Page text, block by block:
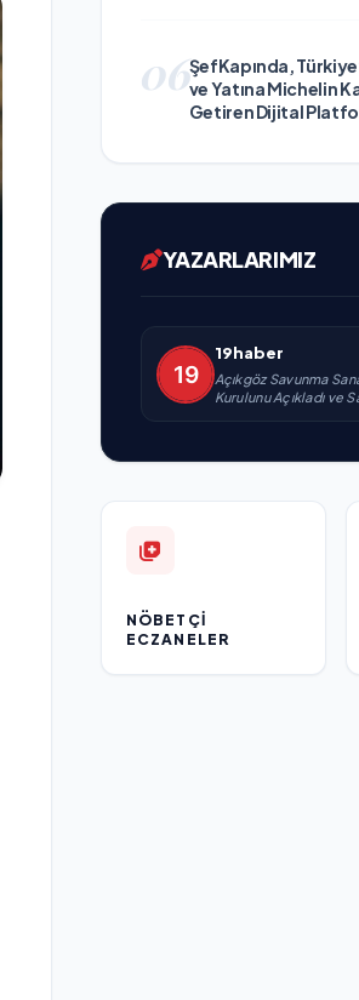
06ŞefKapında,
ve Yatına Michelin
Getiren Dijital
YAZARLARIMIZ
19haber
Açıkgöz Savunma
Kurulunu Açıkladı ve
NÖBETÇI
ECZANELER